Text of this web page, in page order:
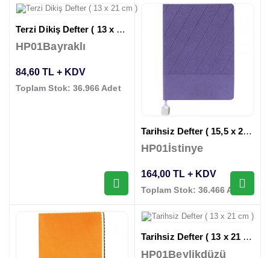
Terzi Dikiş Defter ( 13 x 21 cm )
HP01Bayraklı
84,60 TL + KDV
Toplam Stok: 36.966 Adet
Tarihsiz Defter ( 15,5 x 21,5 cm )
HP01İstinye
164,00 TL + KDV
Toplam Stok: 36.466 Adet
Tarihsiz Defter ( 13 x 21 cm )
HP01Beylikdüzü